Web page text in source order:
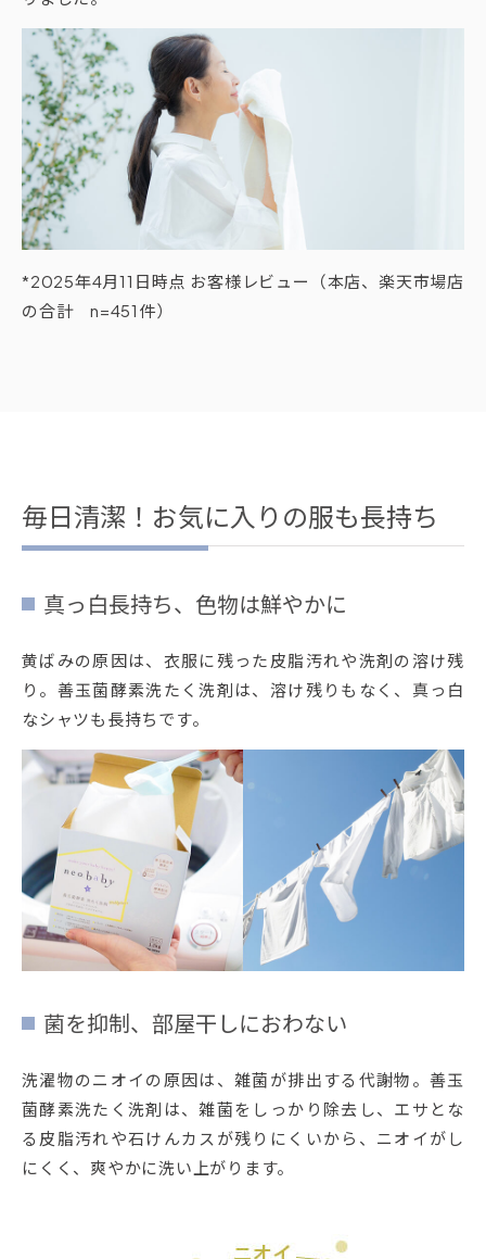
*2025年4月11日時点 お客様レビュー（本店、楽天市場店
の合計 n=451件）
毎日清潔！お気に入りの服も長持ち
真っ白長持ち、色物は鮮やかに
黄ばみの原因は、衣服に残った皮脂汚れや洗剤の溶け残
り。善玉菌酵素洗たく洗剤は、溶け残りもなく、真っ白
なシャツも長持ちです。
菌を抑制、部屋干しにおわない
洗濯物のニオイの原因は、雑菌が排出する代謝物。善玉
菌酵素洗たく洗剤は、雑菌をしっかり除去し、エサとな
る皮脂汚れや石けんカスが残りにくいから、ニオイがし
にくく、爽やかに洗い上がります。